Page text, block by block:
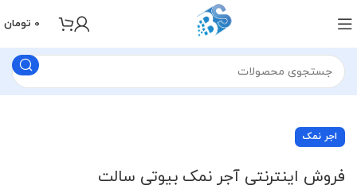
0 تومان
اجر نمک
فروش اینترنتی آجر نمک بیوتی سالت